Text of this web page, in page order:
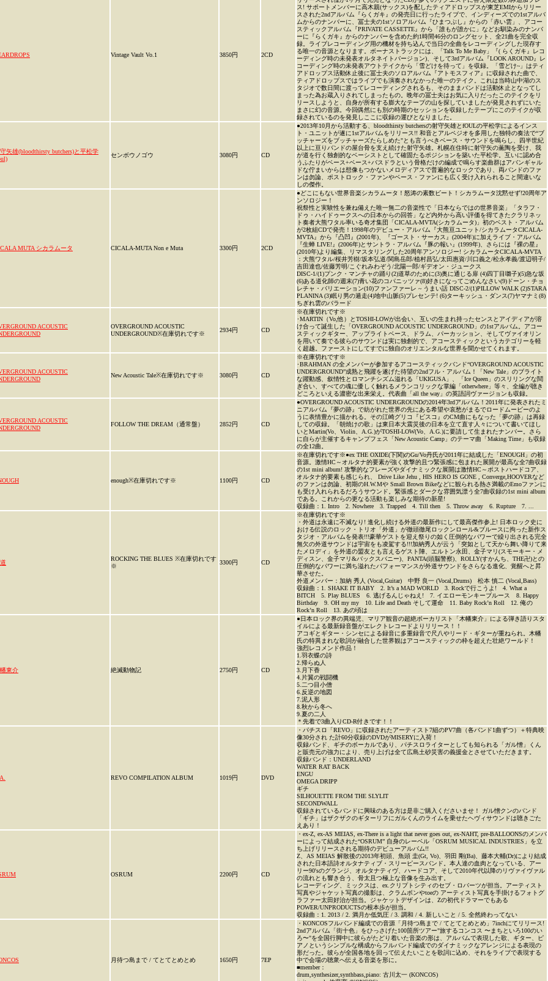
Vintage Vault Vo.1 3850円 2CD
ス! サポートメンバーに高木親(サックス)を配したティアドロップスが東芝EMIからリリー
スされた2ndアルバム『らくガキ』の発売日に行ったライブで、インディーズでの1stアルバ
ムからのナンバーに、冨士夫の1stソロアルバム『ひまつぶし』からの「赤い雲」、アコー
スティックアルバム『PRIVATE CASSETTE』から「誰もが誰かに」などお馴染みのナンバ
ーに『らくガキ』からのナンバーを含めた約1時間46分のロングセット、全21曲を完全収
録。ライブレコーディング用の機材を持ち込んで当日の全曲をレコーディングした現存す
る唯一の音源となります。ボーナストラックには、「Talk To Me Baby」『( らくガキ』レコ
ーディング時の未発表オルタネイトバージョン)、そして3rdアルバム『LOOK AROUND』レ
コーディング時の未発表アウトテイクから「雪どけを待って」を収録。「雪どけ~」はティ
アドロップス活動休止後に冨士夫のソロアルバム『アトモスフィア』に収録された曲で、
ティアドロップスではライブでも演奏されなかった唯一のテイク。これは当時山中湖のス
タジオで数日間に渡ってレコーディングされるも、そのままバンドは活動休止となってし
まった為お蔵入りされてしまったもの。晩年の冨士夫はお気に入りだったこのテイクをリ
リースしようと、自身が所有する膨大なテープの山を探していましたが発見されずにいた
まさに幻の音源。今回偶然にも別の時期のセッションを収録したテープにこのテイクが収
録されているのを発見しここに収録の運びとなりました。
矢雄(bloodthirsty butchers)と平松学
センボウノゴウ 3080円 CD
●2013年10月から活動する、bloodthirsty butchersの射守矢雄とfOULの平松学によるインス
ト・ユニットが遂に1stアルバムをリリース!! 和音とアルペジオを多用した独特の奏法で“ブ
ッチャーズをブッチャーズたらしめた"とも言うべきベース・サウンドを鳴らし、四半世紀
以上に亘りバンドの屋台骨を支え続けた射守矢雄。札幌在住時に射守矢の薫陶を受け、我
が道を行く独創的なベーシストとして確固たるポジションを築いた平松学。互いに認め合
うふたりがベース+ベース+バスドラという骨格だけの編成で鳴らす楽曲群はアバンギャル
ドな佇まいからは想像もつかないメロディアスで普遍的なロックであり、両バンドのファ
ンは勿論、ポストロック・ファンやベース・ファンにも広く受け入れられること間違いな
しの傑作。
MUTA シカラムータ CICALA-MUTA Non e Muta 3300円 2CD
●どこにもない世界音楽シカラムータ！怒涛の素数ビート！シカラムータ沈黙せず!20周年ア
ンソロジー！
祝祭性と実験性を兼ね備えた唯一無二の音楽性で「日本ならではの世界音楽」「タラフ・
ドゥ・ハイドゥークスへの日本からの回答」など内外から高い評価を得てきたクラリネッ
ト奏者大熊ワタル率いる奇才集団「CICALA-MVTA(シカラムータ)」初のベスト・アルバム
が2枚組CDで発売！1998年のデビュー・アルバム『大熊亘ユニット/シカラムータCICALA-
MVTA』から『凸凹』(2001年)、『ゴースト・サーカス』(2004年)に加えライブ・アルバム
『生蝉 LIVE!』(2006年)とサントラ・アルバム『豚の報い』(1999年)、さらには『裸の星』
(2010年)より編集、リマスタリングした20周年アンソロジー! シカラムータCICALA-MVTA
：大熊ワタル/桜井芳樹/坂本弘道/関島岳郎/植村昌弘/太田惠資/川口義之/松永孝義/渡辺明子/
吉田達也/佐藤芳明/こぐれみわぞう/北陽一郎/ギデオン・ジュークス
DISC-1/(1)プンク・マンチャの踊り(2)道草のために(3)奥に通じる扉 (4)四丁目囃子)(5)急な坂
(6)ある道化師の週末(7)青い花のコパニッツァ(8)好きになってごめんなさい(9)ドーン・チョ
レチャ・バリエーション(10)ファンファーレ ~ うまい話 DISC-2/(1)PILLOW WALK (2)STARA
PLANINA (3)眠り男の遁走(4)地中山脈(5)プレセンテ! (6)ターキッシュ・ダンス(7)ヤマナミ(8)
ちぎれ雲のバラード
ACOUSTIC
OVERGROUND ACOUSTIC
UNDERGROUND※在庫切れです※
2934円 CD
※在庫切れです※
･MARTIN（Vo,他）とTOSHI-LOWが出会い、互いの生まれ持ったセンスとアイディアが溶
け合って誕生した「OVERGROUND ACOUSTIC UNDERGROUND」の1stアルバム。アコー
スティックギター、アップライトベース、ドラム、パーカッション、そしてヴァイオリン
を用いて奏でる彼らのサウンドは実に独創的で、アコースティックというカテゴリーを軽
く超越。ファーストにしてすでに独自のオリエンタルな世界を聞かせてくれます。
ACOUSTIC
New Acoustic Tale※在庫切れです※ 3080円 CD
※在庫切れです※
･BRAHMAN の全メンバーが参加するアコースティックバンド“OVERGROUND ACOUSTIC
UNDERGROUND”成熟と飛躍を遂げた待望の2ndフル・アルバム！「New Tale」のブライト
な躍動感、叙情性とロマンチシズム溢れる「UKIGUSA」、「Ice Queen」のスリリングな鬩
ぎ合い、すべての魂に優しく触れるメランコリックな掌編「otherwhere」等々、全編が聴き
どころといえる濃密な出来栄え。代表曲「all the way」の英語詞ヴァージョンも収録。
ACOUSTIC
FOLLOW THE DREAM（通常盤） 2852円 CD
●OVERGROUND ACOUSTIC UNDERGROUNDの2014年3rdアルバム！2011年に発表されたミ
ニアルバム『夢の跡』で紡がれた世界の先にある希望や哀愁がまるでロードムービーのよ
うに表情豊かに描かれる。その江崎グリコ『ビスコ』のCM曲にもなった「夢の跡」は再録
しての収録。「朝焼けの歌」は東日本大震災後の日本を立て直す人々について書いてほし
いとMartin(Vo、Violin、A.G.)がTOSHI-LOW(Vo、A.G.)に要請して生まれたナンバー。さら
に自らが主催するキャンプフェス「New Acoustic Camp」のテーマ曲「Making Time」も収録
の全12曲。
enough※在庫切れです※ 1100円 CD
※在庫切れです※●ex THE OXIDE(下関)のGu/Vo丹氏が2011年に結成した「ENOUGH」の初
音源。激情HC～オルタナ的要素が強く攻撃的且つ緊張感に包まれた展開が最高な全7曲収録
の1st mini album! 攻撃的なフレーズやダイナミックな展開は激情HC～ポストハードコア、
オルタナ的要素も感じられ、 Drive Like Jehu , HIS HERO IS GONE , Converge,HOOVERなど
のファンは勿論、初期のH.W.Mや Small Brown Bikeなどに観られる熱さ満載のEmoファンに
も受け入れられるだろうサウンド。緊張感とダークな雰囲気漂う全7曲収録の1st mini album
である。これからの更なる活動も楽しみな期待の新星!
収録曲：1. Intro 2. Nowhere 3. Trapped 4. Till then 5. Throw away 6. Rupture 7. ...
ROCKING THE BLUES ※在庫切れです
※
3300円 CD
※在庫切れです※
・外道は永遠に不滅なり! 進化し続ける外道の最新作にして最高傑作参上! 日本ロック史に
おける伝説のロック・トリオ「外道」が徹頭徹尾ロックンロール&ブルースに拘った新作ス
タジオ・アルバムを発表!!!豪華ゲストを迎え祭りの如く圧倒的なパワーで繰り出される完全
無欠の外道サウンドは宇宙をも凌駕する!!!加納秀人が云う「突如として天から舞い降りて来
たメロディ」を外道の盟友とも言えるゲスト陣、エルトン永田、金子マリ(スモーキー・メ
ディスン、金子マリ&バックスバニー)、PANTA(頭脳警察)、ROLLY(すかんち、THE卍)との
圧倒的なパワーに満ち溢れたパフォーマンスが外道サウンドをさらなる進化、覚醒へと昇
華させた。
外道メンバー：加納 秀人 (Vocal,Guitar) 中野 良一 (Vocal,Drums) 松本 慎二 (Vocal,Bass)
収録曲：1. SHAKE IT BABY 2. It’s a MAD WORLD 3. Rockで行こうよ! 4. What a
BITCH 5. Play BLUES 6. 逃げるんじゃねえ! 7. イエローモンキーブルース 8. Happy
Birthday 9. OH my my 10. Life and Death そして運命 11. Baby Rock’n Roll 12. 俺の
Rock’n Roll 13. あの頃は
東介 絶滅動物記 2750円 CD
●日本ロック界の異端児、マリア観音の超絶ボーカリスト「木幡東介」による弾き語りスタ
イルによる最新録音盤がエレクトレコードよりリリース！！
アコギとギター・シンセによる録音に多重録音で尺八やリード・ギターが重ねられ。木幡
氏の特異まれな歌詞が融合した世界観はアコースティックの枠を超えた壮絶ワールド！
強烈レコメンド作品！
1.羽衣蝶の詩
2.帰らぬ人
3.月下香
4.片翼の戦闘機
5.二つ目小僧
6.反逆の地図
7.泥人形
8.秋から冬へ
9.夏の二人
＊先着で3曲入りCD-R付きです！！
REVO COMPILATION ALBUM 1019円 DVD
・パチスロ「REVO」に収録されたアーティスト7組のPV7曲（各バンド1曲ずつ）＋特典映
像30分され た計60分収録のDVDがMISERYに入荷！
収録バンド、ギチのボーカルであり、パチスロライターとしても知られる「ガル憎」くん
と販売元の強力により、売り上げは全て広島土砂災害の義援金とさせていただきます。
収録バンド：UNDERLAND
WATER RAT BACK
ENGU
OMEGA DRIPP
ギチ
SILHOUETTE FROM THE SLYLIT
SECONDWALL
収録されているバンドに興味のある方は是非ご購入くださいませ！ ガル憎クンのバンド
「ギチ」はザクザクのギターリフにガルくんのライムを乗せたヘヴィサウンドは聴きごた
えあり！
OSRUM 2200円 CD
・ex-Z, ex-AS MEIAS, ex-There is a light that never goes out, ex-NAHT, pre-BALLOONSのメンバ
ーによって結成された“OSRUM” 自身のレーベル「OSRUM MUSICAL INDUSTRIES」を立
ち上げリリースされる期待のデビューアルバム!!
Z、AS MEIAS 解散後の2013年初頭、魚頭 圭(Gt, Vo)、羽田 剛(Ba)、藤本大輔(Dr)により結成
された日本語詩オルタナティブ・スリーピースバンド。本人達の血肉となっている、アー
リー90'sのグランジ、オルタナティヴ、ハードコア、そして2010年代以降のリヴァイヴァル
の流れとも響き合う、骨太且つ極上な音像を生み出す。
レコーディング、ミックスは、ex.クリプトシティのセブ・ロバーツが担当。アーティスト
写真やジャケット写真の撮影は、クラムボンやtoeの アーティスト写真を手掛けるフォトグ
ラファー太田好治が担当。ジャケットデザインは、Zの初代ドラマーでもある
POWER/UNPRODUCTSの根本歩が担当。
収録曲：1. 2013 / 2. 満月か低気圧 / 3. 調和 / 4. 新しいこと / 5. 全然終わってない
月待つ島まで / てとてとめとめ 1650円 7EP
・KONCOSフルバンド編成での音源「月待つ島まで / てとてとめとめ」7inchにてリリース!
2ndアルバム「街十色」をひっさげた100箇所ツアー"旅するコンコス 〜まちといろ100のい
ろ〜"を全国行脚中に彼らがたどり着いた音楽の形は、アルバムで表現した歌、ギター、ピ
アノというシンプルな構成からフルバンド編成でのダイナミックなアレンジによる表現の
形だった。彼らが全国各地を回って伝えたいことを歌詞に込め、それをライブで表現する
中で会場の聴衆へ伝える音楽を形に。
■member：
drum,synthesizer,synthbass,piano: 古川太一 (KONCOS)